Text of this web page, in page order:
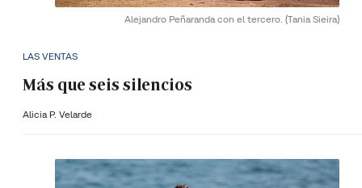
Alejandro Peñaranda con el tercero. (Tania Sieira)
LAS VENTAS
Más que seis silencios
Alicia P. Velarde